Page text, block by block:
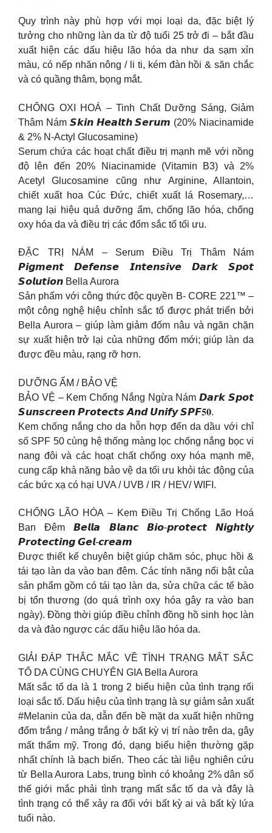
Quy trình này phù hợp với mọi loại da, đặc biệt lý
tưởng cho những làn da từ độ tuổi 25 trở đi – bắt đầu
xuất hiện các dấu hiệu lão hóa da như da sạm xỉn
màu, có nếp nhăn nông / li ti, kém đàn hồi & săn chắc
và có quầng thâm, bọng mắt.
CHỐNG OXI HOÁ – Tinh Chất Dưỡng Sáng, Giảm
Thâm Nám 𝙎𝙠𝙞𝙣 𝙃𝙚𝙖𝙡𝙩𝙝 𝙎𝙚𝙧𝙪𝙢 (20% Niacinamide
& 2% N-Actyl Glucosamine)
Serum chứa các hoạt chất điều trị mạnh mẽ với nồng
độ lên đến 20% Niacinamide (Vitamin B3) và 2%
Acetyl Glucosamine cũng như Arginine, Allantoin,
chiết xuất hoa Cúc Đức, chiết xuất lá Rosemary,…
mang lại hiệu quả dưỡng ẩm, chống lão hóa, chống
oxy hóa da và điều trị các đốm sắc tố tối ưu.
ĐẶC TRỊ NÁM – Serum Điều Trị Thâm Nám
𝙋𝙞𝙜𝙢𝙚𝙣𝙩 𝘿𝙚𝙛𝙚𝙣𝙨𝙚 𝙄𝙣𝙩𝙚𝙣𝙨𝙞𝙫𝙚 𝘿𝙖𝙧𝙠 𝙎𝙥𝙤𝙩
𝙎𝙤𝙡𝙪𝙩𝙞𝙤𝙣 Bella Aurora
Sản phẩm với công thức độc quyền B- CORE 221™ –
một công nghệ hiệu chỉnh sắc tố được phát triển bởi
Bella Aurora – giúp làm giảm đốm nâu và ngăn chặn
sự xuất hiện trở lại của những đốm mới; giúp làn da
được đều màu, rạng rỡ hơn.
DƯỠNG ẨM / BẢO VỆ
BẢO VỆ – Kem Chống Nắng Ngừa Nám 𝘿𝙖𝙧𝙠 𝙎𝙥𝙤𝙩
𝙎𝙪𝙣𝙨𝙘𝙧𝙚𝙚𝙣 𝙋𝙧𝙤𝙩𝙚𝙘𝙩𝙨 𝘼𝙣𝙙 𝙐𝙣𝙞𝙛𝙮 𝙎𝙋𝙁𝟓𝟎.
Kem chống nắng cho da hỗn hợp đến da dầu với chỉ
số SPF 50 cùng hệ thống màng lọc chống nắng bọc vi
nang đôi và các hoạt chất chống oxy hóa mạnh mẽ,
cung cấp khả năng bảo vệ da tối ưu khỏi tác động của
các bức xạ có hại UVA / UVB / IR / HEV/ WIFI.
CHỐNG LÃO HÓA – Kem Điều Trị Chống Lão Hoá
Ban Đêm 𝘽𝙚𝙡𝙡𝙖 𝘽𝙡𝙖𝙣𝙘 𝘽𝙞𝙤-𝙥𝙧𝙤𝙩𝙚𝙘𝙩 𝙉𝙞𝙜𝙝𝙩𝙡𝙮
𝙋𝙧𝙤𝙩𝙚𝙘𝙩𝙞𝙣𝙜 𝙂𝙚𝙡-𝙘𝙧𝙚𝙖𝙢
Được thiết kế chuyên biệt giúp chăm sóc, phục hồi &
tái tạo làn da vào ban đêm. Các tính năng nổi bật của
sản phẩm gồm có tái tạo làn da, sửa chữa các tế bào
bị tổn thương (do quá trình oxy hóa gây ra vào ban
ngày). Đồng thời giúp điều chỉnh đồng hồ sinh học làn
da và đảo ngược các dấu hiệu lão hóa da.
GIẢI ĐÁP THẮC MẮC VỀ TÌNH TRẠNG MẤT SẮC
TỐ DA CÙNG CHUYÊN GIA Bella Aurora
Mất sắc tố da là 1 trong 2 biểu hiện của tình trạng rối
loại sắc tố. Dấu hiệu của tình trạng là sự giảm sản xuất
#Melanin của da, dẫn đến bề mặt da xuất hiện những
đốm trắng / mảng trắng ở bất kỳ vị trí nào trên da, gây
mất thẩm mỹ. Trong đó, dạng biểu hiện thường gặp
nhất chính là bạch biến. Theo các tài liệu nghiên cứu
từ Bella Aurora Labs, trung bình có khoảng 2% dân số
thế giới mắc phải tình trạng mất sắc tố da và đây là
tình trạng có thể xảy ra đối với bất kỳ ai và bất kỳ lứa
tuổi nào.